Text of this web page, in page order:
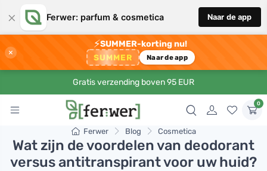
× Ferwer: parfum & cosmetica Naar de app
×
⚡SUMMER-korting nu!
SUMMER Naar de app
Gratis verzending boven 95 EUR
0
Ferwer Blog Cosmetica
Wat zijn de voordelen van deodorant
versus antitranspirant voor uw huid?